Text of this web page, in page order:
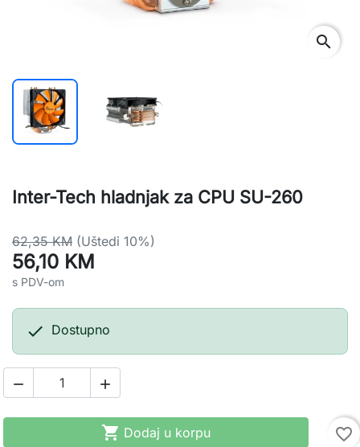
search
Inter-Tech hladnjak za CPU SU-260
62,35 KM (Uštedi 10%)
56,10 KM
s PDV-om
 Dostupno
 
 Dodaj u korpu
favorite_border